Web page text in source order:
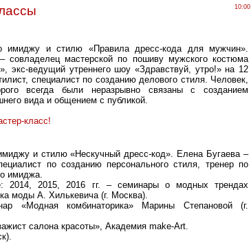
10:00
имиджу и стилю «Правила дресс-кода для мужчин».
совладелец мастерской по пошиву мужского костюма
экс-ведущий утреннего шоу «Здравствуй, утро!» на 12
специалист по созданию делового стиля. Человек,
всегда были неразрывно связаны с созданием
вида и общением с публикой.
класс!
и стилю «Нескучный дресс-код». Елена Бугаева –
по созданию персонального стиля, тренер по
имиджа.
2014, 2015, 2016 гг. – семинары о модных трендах
моды А. Хилькевича (г. Москва).
«Модная комбинаторика» Марины Степановой (г.
салона красоты», Академия make-Art.